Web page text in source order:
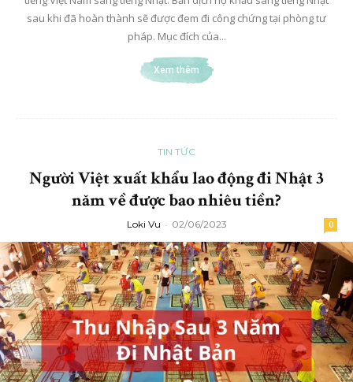
sau khi đã hoàn thành sẽ được đem đi công chứng tại phòng tư
pháp. Mục đích của...
Xem thêm
TIN TỨC
Người Việt xuất khẩu lao động đi Nhật 3
năm về được bao nhiêu tiền?
Loki Vu - 02/06/2023 0